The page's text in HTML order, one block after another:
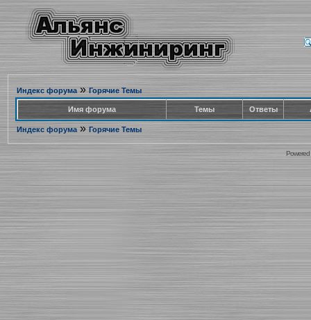
Индекс форума» Горячие Темы
Имя форума Темы Ответы
Индекс форума» Горячие Темы